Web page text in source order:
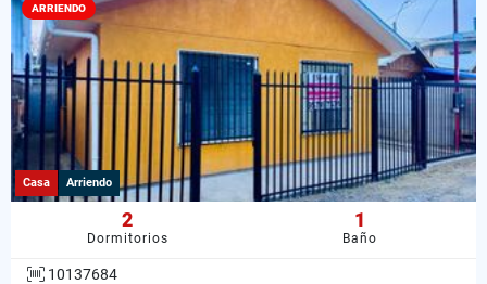
ARRIENDO
Casa Arriendo
2
Dormitorios
1
Baño
10137684